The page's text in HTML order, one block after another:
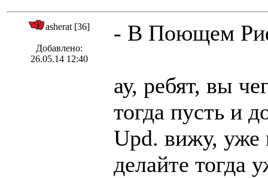
asherat [36]
Добавлено:
26.05.14 12:40
- В Поющем
ау, ребят, вы
тогда пусть и
Upd. вижу, уже
делайте тогда